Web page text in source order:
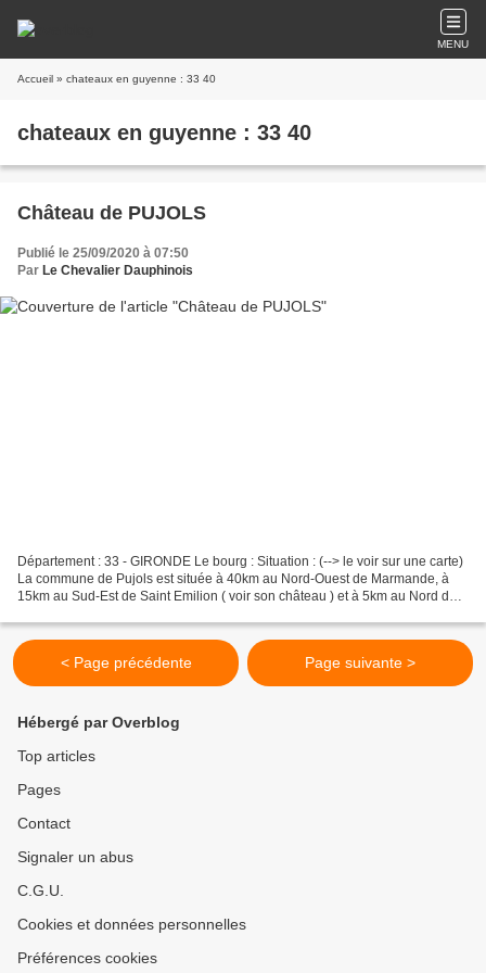
MENU
Accueil » chateaux en guyenne : 33 40
chateaux en guyenne : 33 40
Château de PUJOLS
Publié le 25/09/2020 à 07:50
Par Le Chevalier Dauphinois
Département : 33 - GIRONDE Le bourg : Situation : (--> le voir sur une carte)
La commune de Pujols est située à 40km au Nord-Ouest de Marmande, à
15km au Sud-Est de Saint Emilion ( voir son château ) et à 5km au Nord de
< Page précédente Page suivante >
Hébergé par Overblog
Top articles
Pages
Contact
Signaler un abus
C.G.U.
Cookies et données personnelles
Préférences cookies